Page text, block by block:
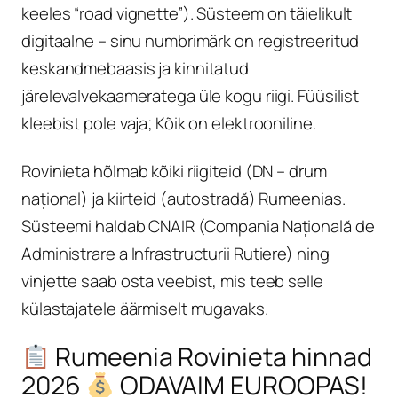
keeles “road vignette”). Süsteem on täielikult
digitaalne – sinu numbrimärk on registreeritud
keskandmebaasis ja kinnitatud
järelevalvekaameratega üle kogu riigi. Füüsilist
kleebist pole vaja; Kõik on elektrooniline.
Rovinieta hõlmab kõiki riigiteid (DN – drum
național) ja kiirteid (autostradă) Rumeenias.
Süsteemi haldab CNAIR (Compania Națională de
Administrare a Infrastructurii Rutiere) ning
vinjette saab osta veebist, mis teeb selle
külastajatele äärmiselt mugavaks.
Rumeenia Rovinieta hinnad
2026
ODAVAIM EUROOPAS!